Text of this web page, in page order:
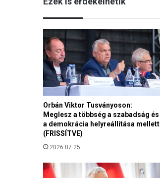
h
á
z
a
s
s
á
g
k
ö
t
é
e
Orbán Viktor Tusványoson:
Meglesz a többség a szabadság és
a demokrácia helyreállítása mellett
(FRISSÍTVE)
2026.07.25.